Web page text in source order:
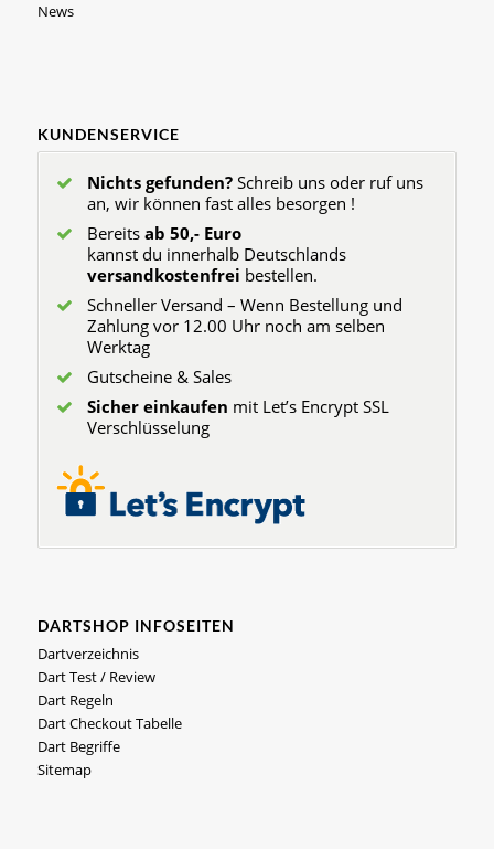
News
KUNDENSERVICE
Nichts gefunden?Schreib uns oder ruf uns
an, wir können fast alles besorgen !
Bereits ab 50,- Euro
kannst du innerhalb Deutschlands
versandkostenfrei bestellen.
Schneller Versand – Wenn Bestellung und
Zahlung vor 12.00 Uhr noch am selben
Werktag
Gutscheine & Sales
Sicher einkaufen mit Let’s Encrypt SSL
Verschlüsselung
DARTSHOP INFOSEITEN
Dartverzeichnis
Dart Test / Review
Dart Regeln
Dart Checkout Tabelle
Dart Begriffe
Sitemap